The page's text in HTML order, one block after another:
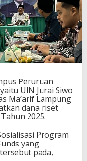
Peruruan
UIN Jurai Siwo
Ma’arif Lampung
dana riset
2025.
Program
yang
pada,